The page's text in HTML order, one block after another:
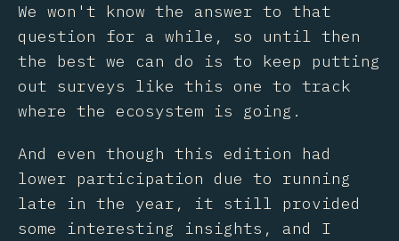
We won't know the answer to that
question for a while, so until then
the best we can do is to keep putting
out surveys like this one to track
where the ecosystem is going.
And even though this edition had
lower participation due to running
late in the year, it still provided
some interesting insights, and I